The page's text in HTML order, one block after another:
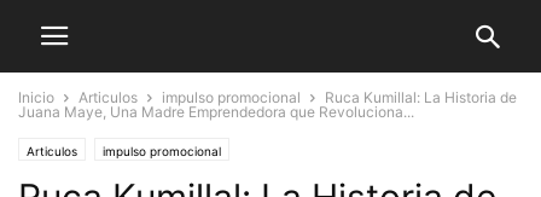
Inicio Articulos impulso promocional
Ruca Kumillal: La Historia de
Juana Maye, Una Madre Emprendedora que Revoluciona...
Articulos impulso promocional